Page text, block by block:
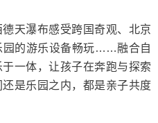
天瀑布感受跨国奇观、北京
园的游乐设备畅玩……融合自
一体，让孩子在奔跑与探索
是乐园之内，都是亲子共度